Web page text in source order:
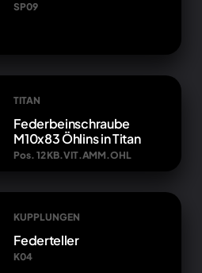
SP09
TITAN
Federbeinschraube
M10x83 Öhlins in Titan
Pos. 12 KB.VIT.AMM.OHL
KUPPLUNGEN
Federteller
K04